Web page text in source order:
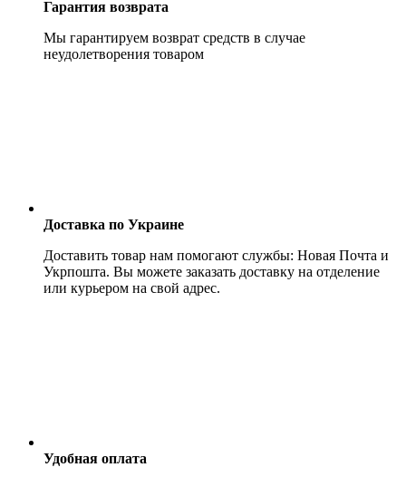
Гарантия возврата
Мы гарантируем возврат средств в случае
неудолетворения товаром
Доставка по Украине
Доставить товар нам помогают службы: Новая Почта и
Укрпошта. Вы можете заказать доставку на отделение
или курьером на свой адрес.
Удобная оплата